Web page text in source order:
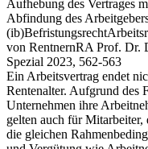
Aufhebung des Vertrages
Abfindung des
(ib)Befristungsrecht
von RentnernRA Prof. Dr.
Spezial 2023, 562-563
Ein Arbeitsvertrag endet
Rentenalter. Aufgrund des
Unternehmen ihre
gelten auch für Mitarbeiter,
die gleichen